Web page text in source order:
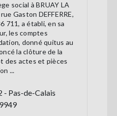
social à BRUAY LA
Gaston DEFFERRE,
711, a établi, en sa
les comptes
donné quitus au
la clôture de la
des actes et pièces
...
- Pas-de-Calais